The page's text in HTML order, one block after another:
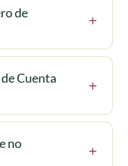
de
Cuenta
no